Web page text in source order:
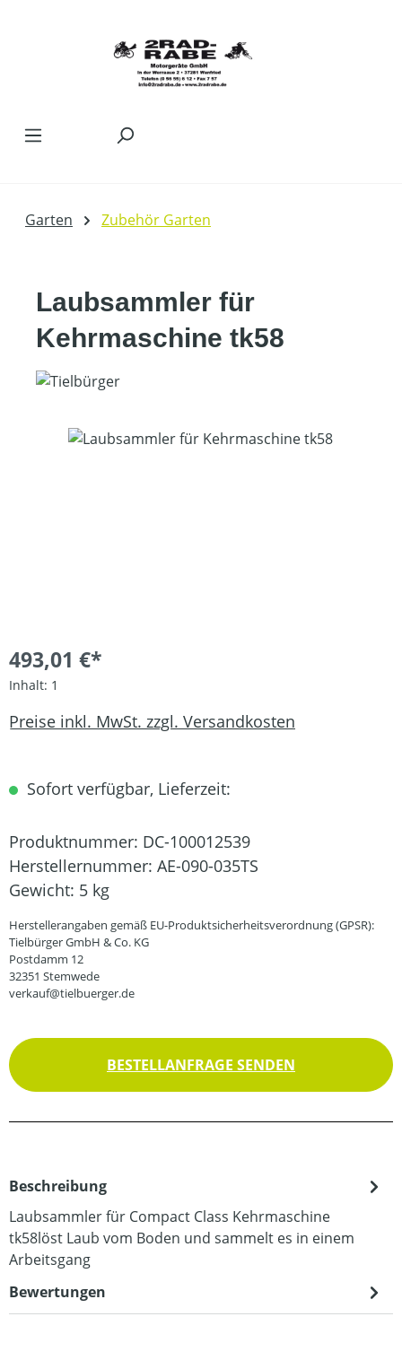
Garten Zubehör Garten
Laubsammler für
Kehrmaschine tk58
Bildergalerie überspringen
493,01 €*
Inhalt: 1
Preise inkl. MwSt. zzgl. Versandkosten
Sofort verfügbar, Lieferzeit:
Produktnummer: DC-100012539
Herstellernummer: AE-090-035TS
Gewicht: 5 kg
Herstellerangaben gemäß EU-Produktsicherheitsverordnung (GPSR):
Tielbürger GmbH & Co. KG
Postdamm 12
32351 Stemwede
verkauf@tielbuerger.de
BESTELLANFRAGE SENDEN
Beschreibung
Laubsammler für Compact Class Kehrmaschine
tk58löst Laub vom Boden und sammelt es in einem
Arbeitsgang
Bewertungen